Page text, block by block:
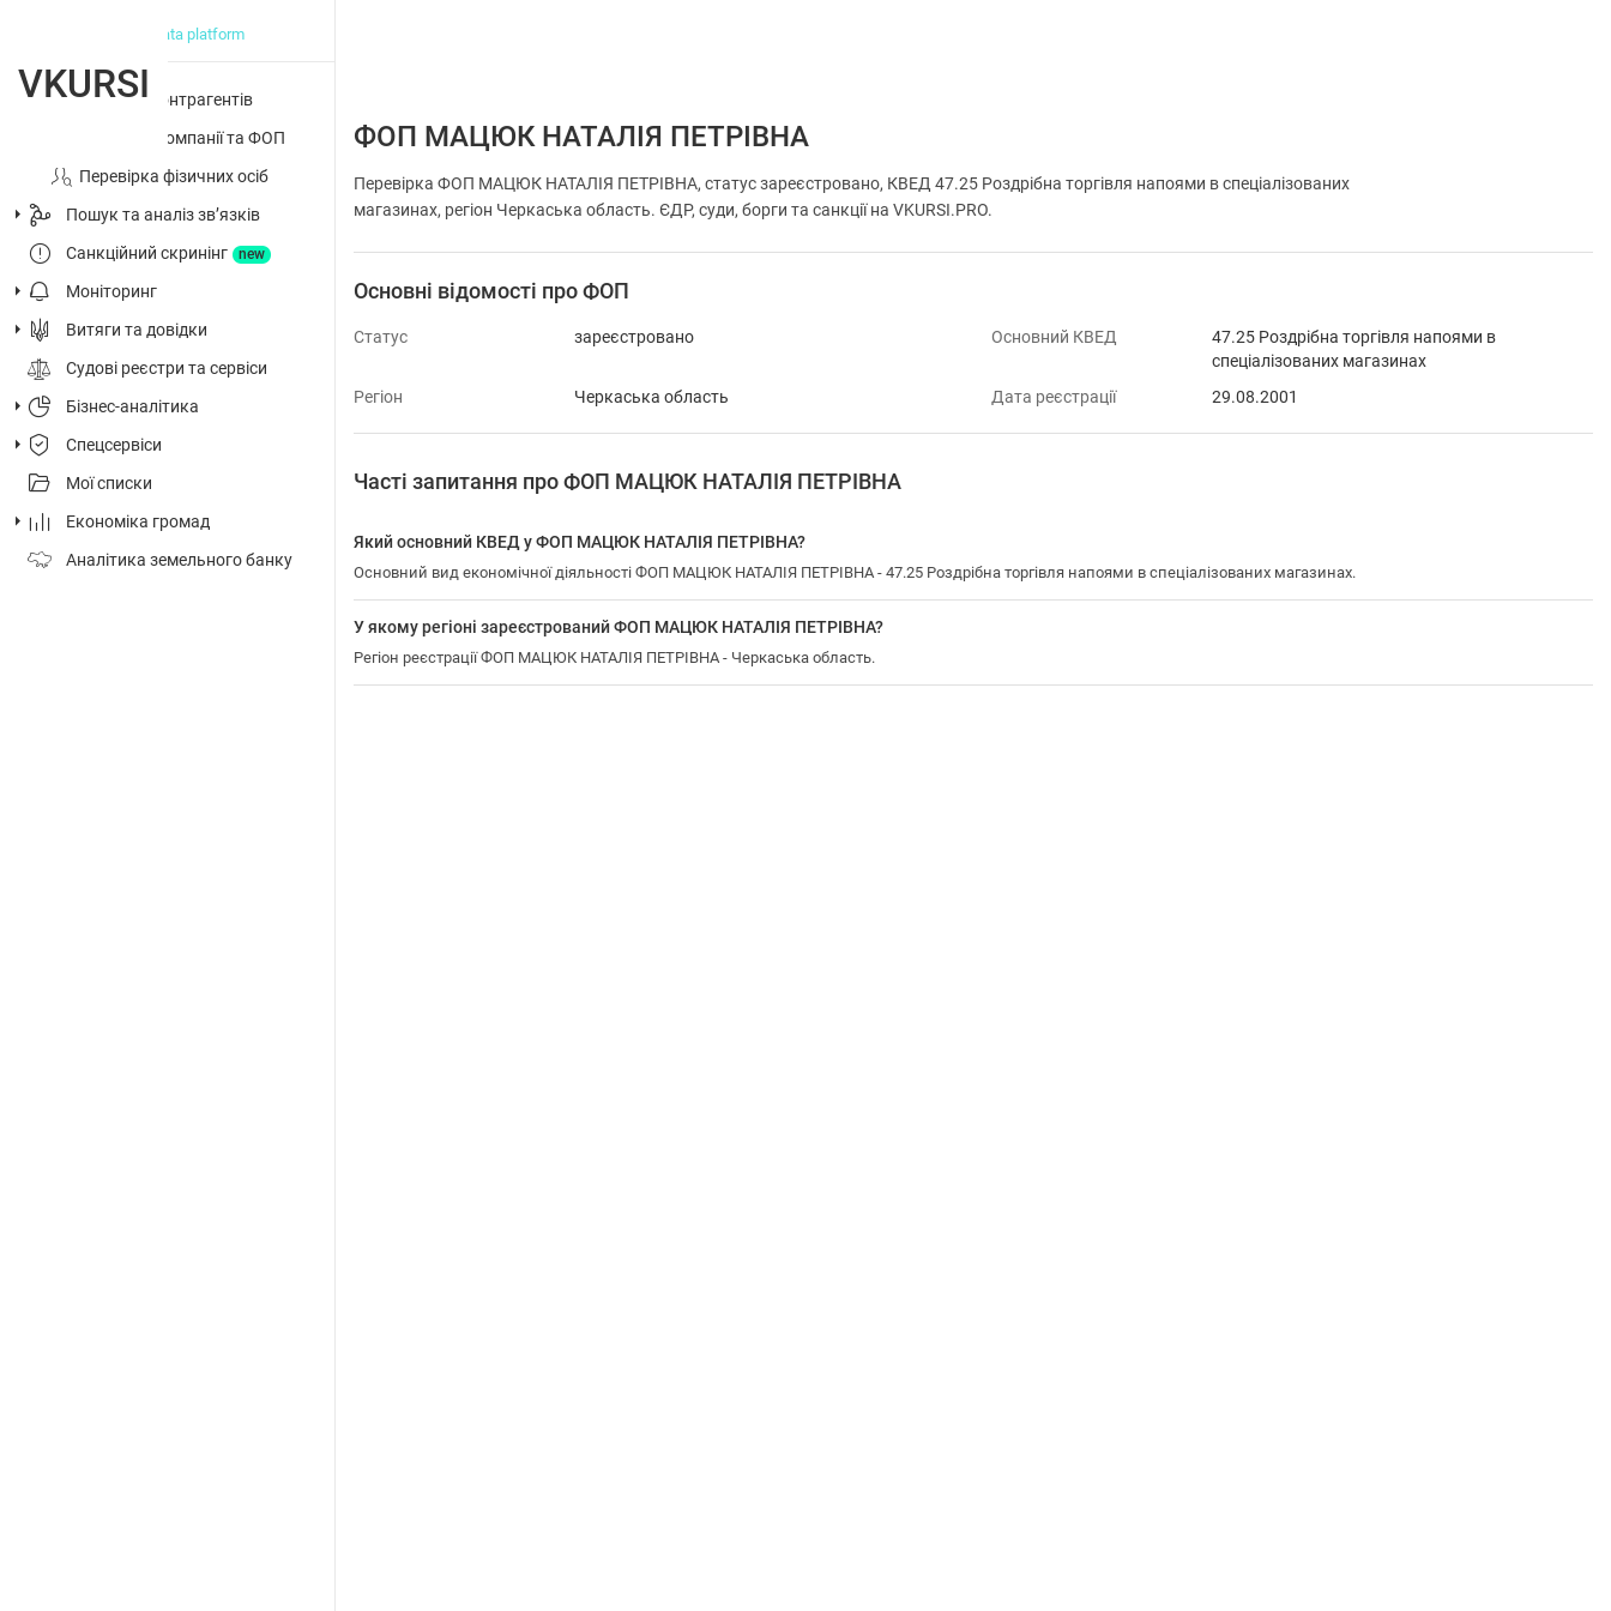
big data platform
Перевірка контрагентів
Досьє на компанії та ФОП
Перевірка фізичних осіб
Пошук та аналіз звʼязків
Санкційний скринінг
new
Моніторинг
Витяги та довідки
Судові реєстри та сервіси
Бізнес-аналітика
Спецсервіси
Мої списки
Економіка громад
Аналітика земельного банку
ФОП МАЦЮК НАТАЛІЯ ПЕТРІВНА
Перевірка ФОП МАЦЮК НАТАЛІЯ ПЕТРІВНА, статус зареєстровано, КВЕД 47.25 Роздрібна торгівля напоями в спеціалізованих
магазинах, регіон Черкаська область. ЄДР, суди, борги та санкції на VKURSI.PRO.
Основні відомості про ФОП
Статус зареєстровано Основний КВЕД
47.25 Роздрібна торгівля напоями в
спеціалізованих магазинах
Регіон
Черкаська область Дата реєстрації 29.08.2001
Часті запитання про ФОП МАЦЮК НАТАЛІЯ ПЕТРІВНА
Який основний КВЕД у ФОП МАЦЮК НАТАЛІЯ ПЕТРІВНА?
Основний вид економічної діяльності ФОП МАЦЮК НАТАЛІЯ ПЕТРІВНА - 47.25 Роздрібна торгівля напоями в спеціалізованих магазинах.
У якому регіоні зареєстрований ФОП МАЦЮК НАТАЛІЯ ПЕТРІВНА?
Регіон реєстрації ФОП МАЦЮК НАТАЛІЯ ПЕТРІВНА - Черкаська область.
VKURSI